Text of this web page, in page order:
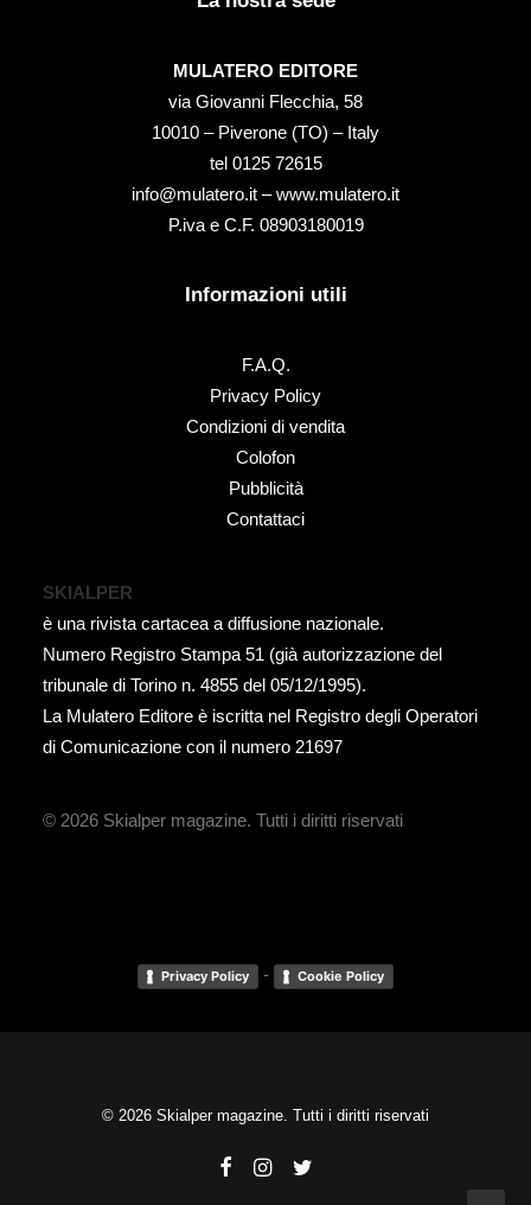
MULATERO EDITORE
via Giovanni Flecchia, 58
10010 – Piverone (TO) – Italy
tel ‭0125 72615‬
info@mulatero.it –www.mulatero.it
P.iva e C.F. 08903180019
Informazioni utili
F.A.Q.
Privacy Policy
Condizioni di vendita
Colofon
Pubblicità
Contattaci
SKIALPER
è una rivista cartacea a diffusione nazionale.
Numero Registro Stampa 51 (già autorizzazione del
tribunale di Torino n. 4855 del 05/12/1995).
La Mulatero Editore è iscritta nel Registro degli Operatori
di Comunicazione con il numero 21697
© 2026 Skialper magazine. Tutti i diritti riservati
Privacy Policy - Cookie Policy
© 2026 Skialper magazine. Tutti i diritti riservati